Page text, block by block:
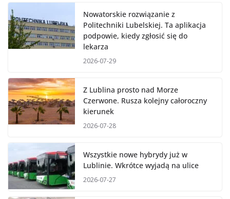
Nowatorskie rozwiązanie z
Politechniki Lubelskiej. Ta aplikacja
podpowie, kiedy zgłosić się do
lekarza
2026-07-29
Z Lublina prosto nad Morze
Czerwone. Rusza kolejny całoroczny
kierunek
2026-07-28
Wszystkie nowe hybrydy już w
Lublinie. Wkrótce wyjadą na ulice
2026-07-27